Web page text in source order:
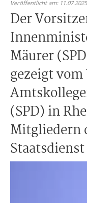
Veröffentlicht am:
Der
Mäurer
gezeigt
(SPD) in
Mitgliedern